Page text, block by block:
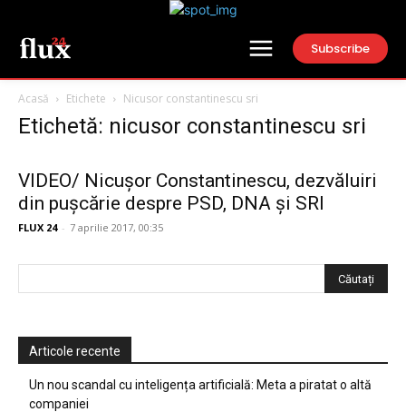
Subscribe
Acasă Etichete Nicusor constantinescu sri
Etichetă: nicusor constantinescu sri
VIDEO/ Nicușor Constantinescu, dezvăluiri
din pușcărie despre PSD, DNA și SRI
FLUX 24 - 7 aprilie 2017, 00:35
Articole recente
Un nou scandal cu inteligența artificială: Meta a piratat o altă
companiei